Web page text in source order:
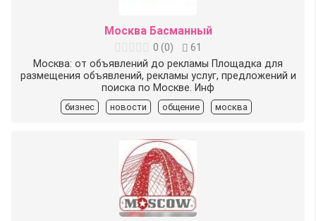
Москва Басманный
0 (0)
61
Москва: от объявлений до рекламы Площадка для
размещения объявлений, рекламы услуг, предложений и
поиска по Москве. Инф
бизнес новости общение москва